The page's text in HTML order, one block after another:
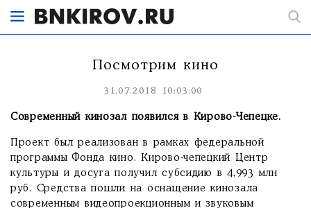
Посмотрим кино
31.07.2018 10:03:00
Современный кинозал появился в Кирово-Чепецке.
Проект был реализован в рамках федеральной
программы Фонда кино. Кирово-чепецкий Центр
культуры и досуга получил субсидию в 4,993 млн
руб. Средства пошли на оснащение кинозала
современным видеопроекционным и звуковым